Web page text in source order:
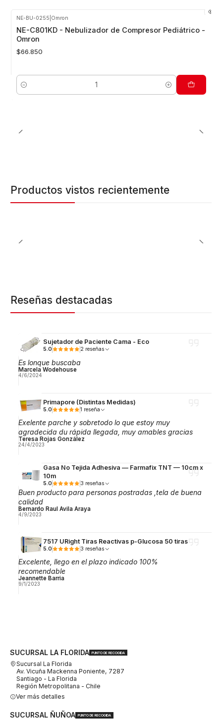
NE-BU-0255 Omron
NE-C801KD - Nebulizador de Compresor Pediátrico -
Omron
$66.850
Cantidad
Productos vistos recientemente
Reseñas destacadas
Sujetador de Paciente Cama - Eco
5.0 2 reseñas
Es lonque buscaba
Marcela Wodehouse
4/6/2024
Primapore (Distintas Medidas)
5.0 1 reseña
Exelente parche y sobretodo lo que estoy muy
agradecida du rápida llegada, muy amables gracias
Teresa Rojas González
24/4/2023
Gasa No Tejida Adhesiva — Farmafix TNT — 10cm x
10m
5.0 3 reseñas
Buen producto para personas postradas ,tela de buena
calidad
Bernardo Raul Avila Araya
4/9/2023
7517 URight Tiras Reactivas p-Glucosa 50 tiras
5.0 3 reseñas
Excelente, llego en el plazo indicado 100%
recomendable
Jeannette Barria
9/1/2023
SUCURSAL LA FLORIDA PUNTO DE RECOGIDA
Sucursal La Florida
Av. Vicuña Mackenna Poniente, 7287
Santiago - La Florida
Región Metropolitana - Chile
Ver más detalles
SUCURSAL ÑUÑOA PUNTO DE RECOGIDA